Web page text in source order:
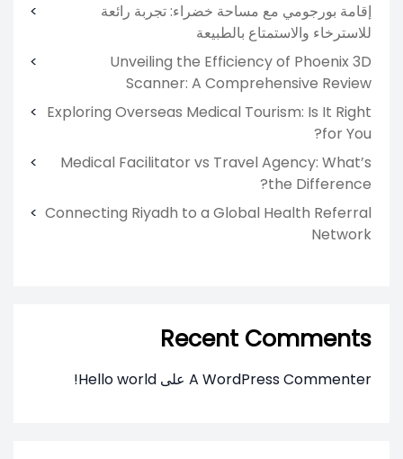
إقامة بورجومي مع مساحة خضراء: تجربة رائعة
للاسترخاء والاستمتاع بالطبيعة
Unveiling the Efficiency of Phoenix 3D
Scanner: A Comprehensive Review
Exploring Overseas Medical Tourism: Is It Right
for You?
Medical Facilitator vs Travel Agency: What’s
the Difference?
Connecting Riyadh to a Global Health Referral
Network
Recent Comments
A WordPress Commenter على Hello world!